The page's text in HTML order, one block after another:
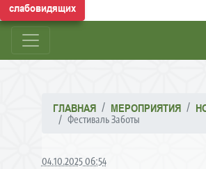
слабовидящих
ГЛАВНАЯ МЕРОПРИЯТИЯ
Фестиваль Заботы
04.10.2025 06:54